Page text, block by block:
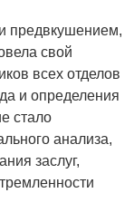
предвкушением,
свой
всех отделов
и определения
стало
анализа,
заслуг,